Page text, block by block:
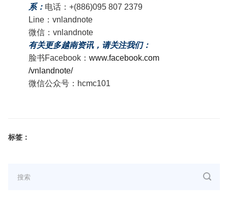
系： 电话：+(886)095 807 2379
Line：vnlandnote
微信：vnlandnote
有关更多越南资讯，请关注我们：
脸书Facebook： www.facebook.com
/vnlandnote/
微信公众号：hcmc101
标签：